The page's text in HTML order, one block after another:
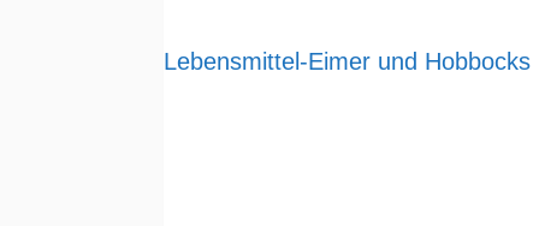
Lebensmittel-Eimer und Hobbocks